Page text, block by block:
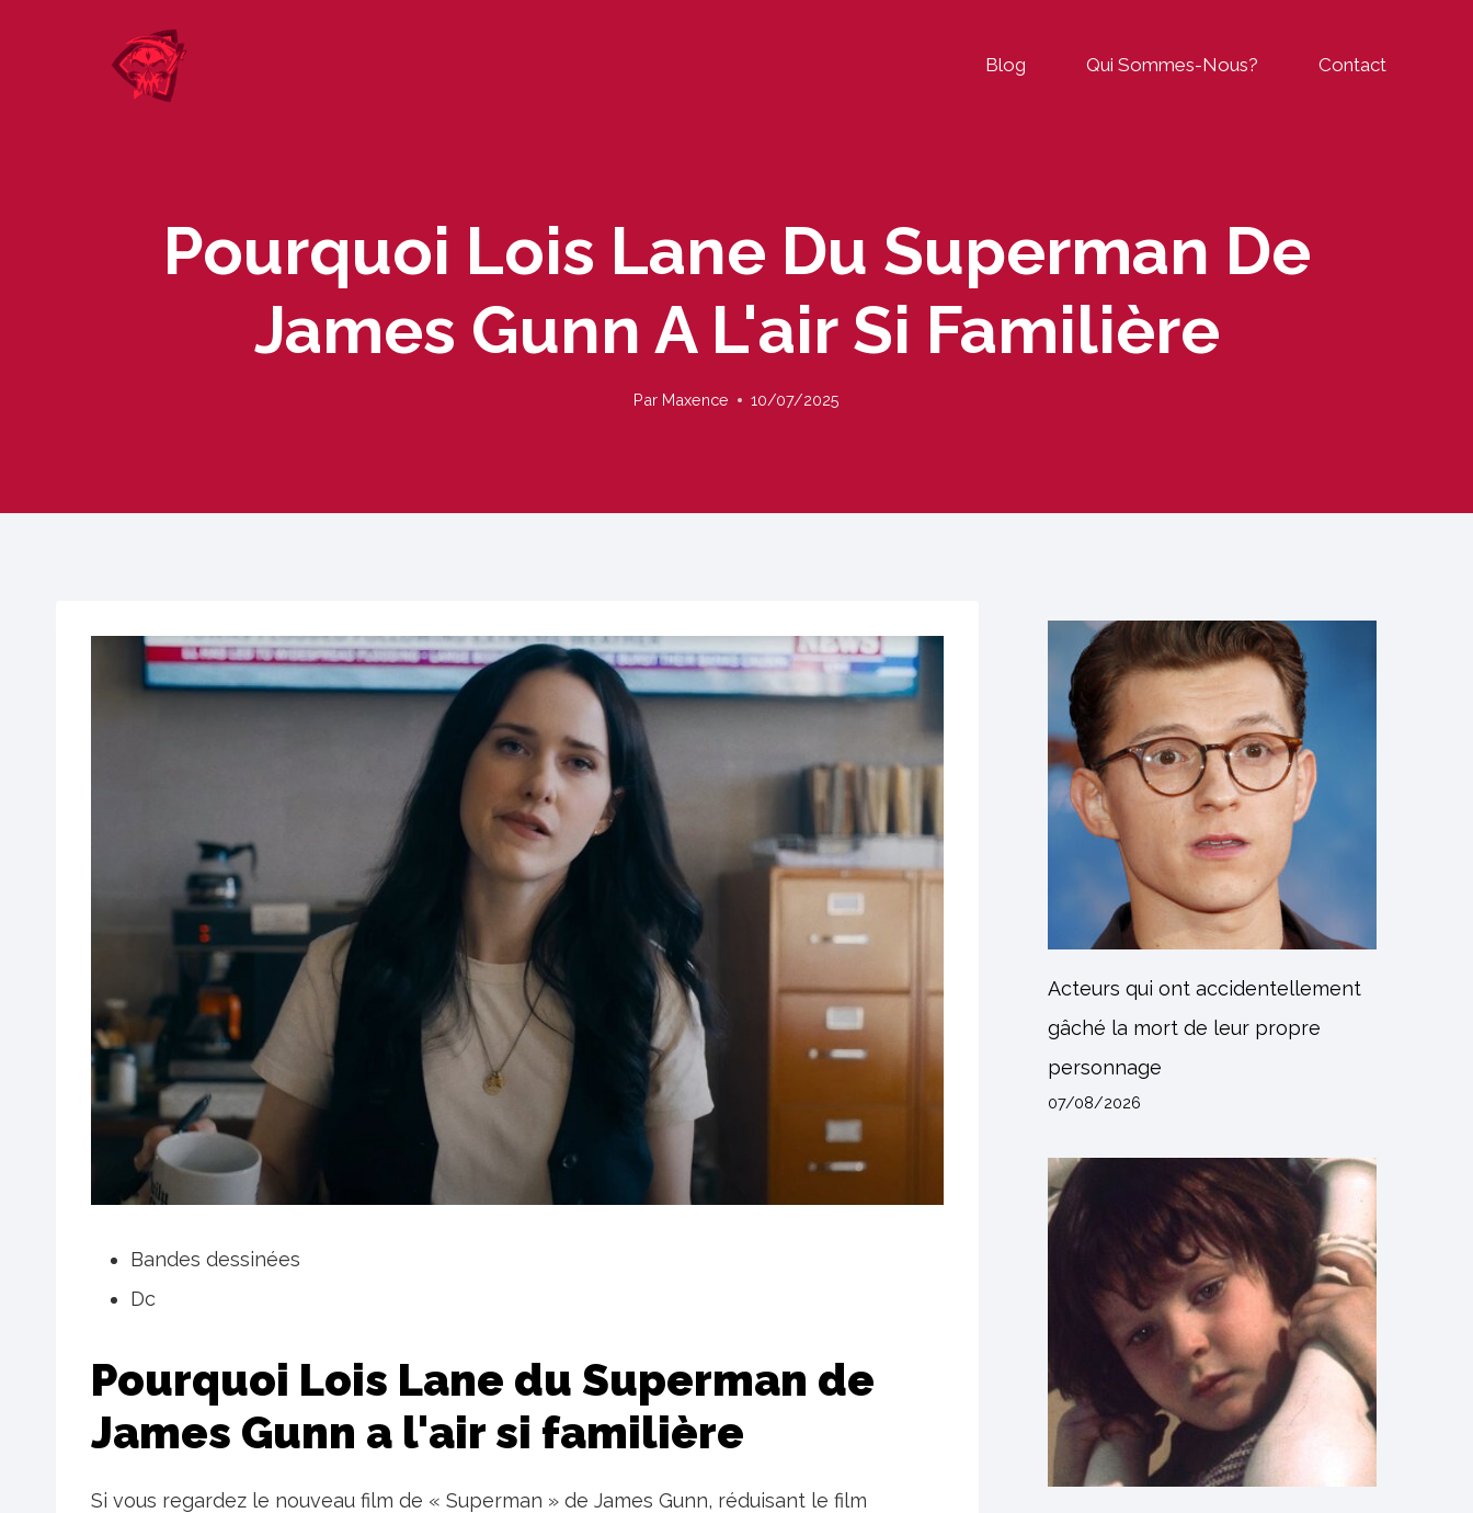
Blog Qui Sommes-Nous? Contact
Pourquoi Lois Lane Du Superman De
James Gunn A L'air Si Familière
Par Maxence 10/07/2025
Bandes dessinées
Dc
Pourquoi Lois Lane du Superman de
James Gunn a l'air si familière
Si vous regardez le nouveau film de « Superman » de James Gunn, réduisant le film
Acteurs qui ont accidentellement
gâché la mort de leur propre
personnage
07/08/2026